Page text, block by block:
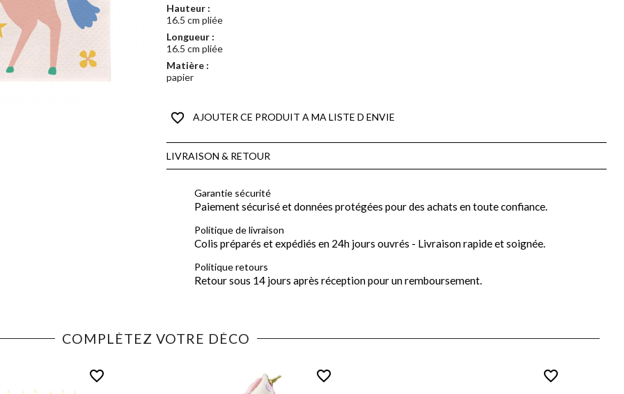
Hauteur :
16.5 cm pliée
Longueur :
16.5 cm pliée
Matière :
papier
favorite_border AJOUTER CE PRODUIT A MA LISTE D ENVIE
LIVRAISON & RETOUR
Garantie sécurité
Paiement sécurisé et données protégées pour des achats en toute confiance.
Politique de livraison
Colis préparés et expédiés en 24h jours ouvrés - Livraison rapide et soignée.
Politique retours
Retour sous 14 jours après réception pour un remboursement.
COMPLÉTEZ VOTRE DÉCO
favorite_border favorite_border favorite_border